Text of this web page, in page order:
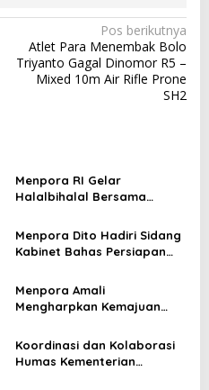
Pos berikutnya
Atlet Para Menembak Bolo
Triyanto Gagal Dinomor R5 –
Mixed 10m Air Rifle Prone
SH2
Menpora RI Gelar
Halalbihalal Bersama
Menpora Dito Hadiri Sidang
Kabinet Bahas Persiapan
Menpora Amali
Mengharpkan Kemajuan
Koordinasi dan Kolaborasi
Humas Kementerian